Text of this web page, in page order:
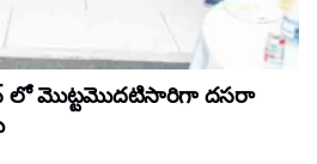
లో మొట్టమొదటిసారిగా దసరా